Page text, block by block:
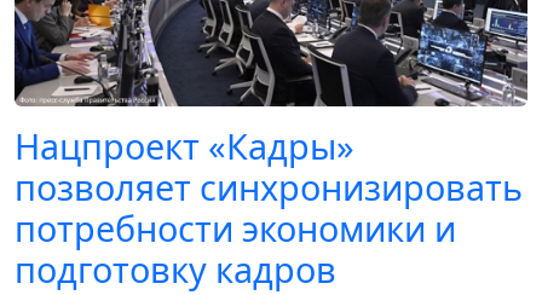
Нацпроект «Кадры»
позволяет синхронизировать
потребности экономики и
подготовку кадров